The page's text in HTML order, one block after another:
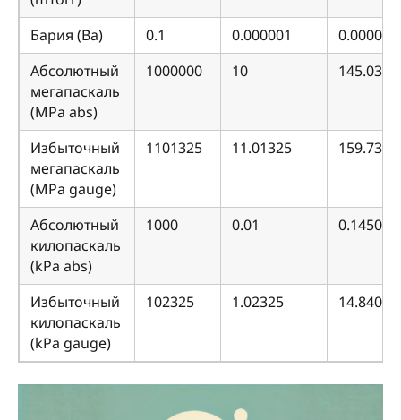
Бария (Ba)
0.1 0.000001
Абсолютный
мегапаскаль
(MPa abs)
1000000 10 145.0377
Избыточный
мегапаскаль
(MPa gauge)
1101325 11.01325 159.7337
Абсолютный
килопаскаль
(kPa abs)
1000 0.01
Избыточный
килопаскаль
(kPa gauge)
102325 1.02325 14.84099